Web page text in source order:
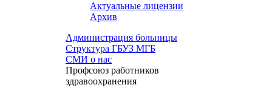
Актуальные лицензии
Архив
Администрация больницы
Структура ГБУЗ МГБ
СМИ о нас
Профсоюз работников
здравоохранения